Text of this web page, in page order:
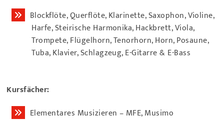
Blockflöte, Querflöte, Klarinette, Saxophon, Violine,
Harfe, Steirische Harmonika, Hackbrett, Viola,
Trompete, Flügelhorn, Tenorhorn, Horn, Posaune,
Tuba, Klavier, Schlagzeug, E-Gitarre & E-Bass
Kursfächer:
Elementares Musizieren – MFE, Musimo